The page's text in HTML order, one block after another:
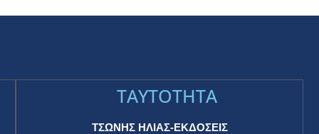
TAYTOTHTA
ΤΣΩΝΗΣ ΗΛΙΑΣ-ΕΚΔΟΣΕΙΣ